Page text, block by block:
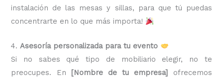
instalación de las mesas y sillas, para que tú puedas
concentrarte en lo que más importa!
4.Asesoría personalizada para tu evento
Si no sabes qué tipo de mobiliario elegir, no te
preocupes. En
[Nombre de tu empresa]
ofrecemos